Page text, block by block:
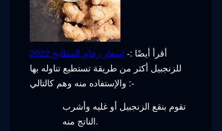
أقرأ أيضًا :- اسعار رخام المطابخ 2022
للزنجبيل أكثر من طريقة تستطيع تناوله بها
والإستفاده منه وهم كالتالي :-
تقوم بنقع الزنجبيل أو غليه وأشرب
الناتج منه.